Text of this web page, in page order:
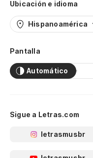
Ubicación e idioma
Hispanoamérica
Pantalla
Automático
Sigue a Letras.com
letrasmusbr